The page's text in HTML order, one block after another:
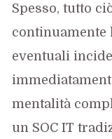
Spesso, tutto
continuamente
eventuali
mentalità
un SOC IT